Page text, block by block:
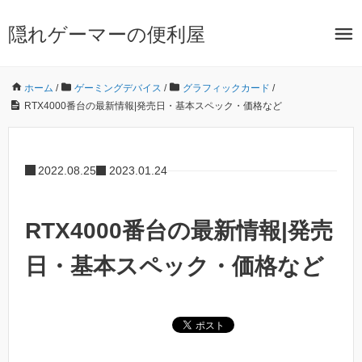
隠れゲーマーの便利屋
ホーム / ゲーミングデバイス / グラフィックカード /
RTX4000番台の最新情報|発売日・基本スペック・価格など
2022.08.25 2023.01.24
RTX4000番台の最新情報|発売
日・基本スペック・価格など